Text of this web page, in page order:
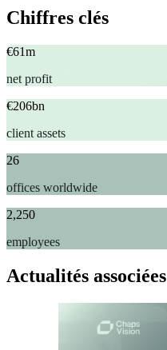
Chiffres clés
€61m
net profit​
€206bn
client assets​
26
offices worldwide​
2,250
employees
Actualités associées